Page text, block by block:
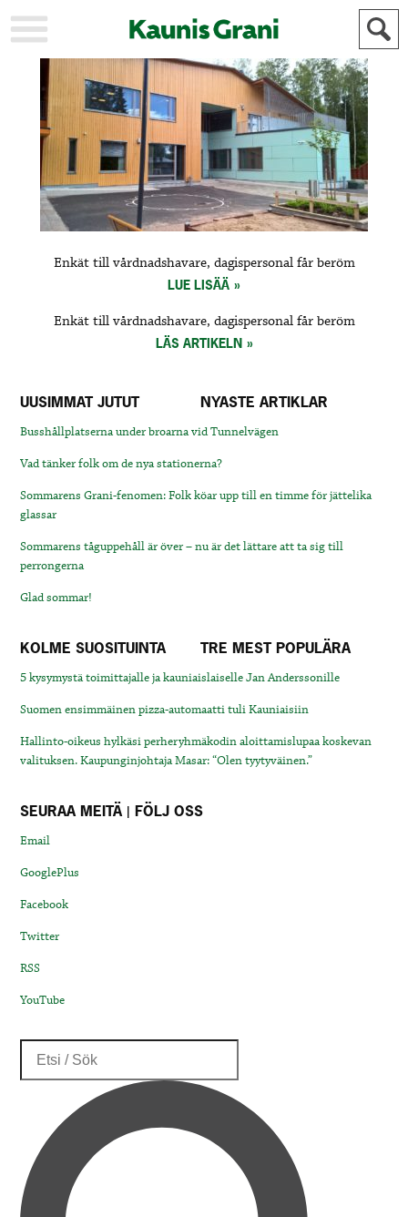
KAUPUNKI
STADEN
AJANKOHTAISTA
AKTUELLT
URHEILU
IDROTT
KULTTUURI
KULTUR
HISTORIA
HISTORIA
YLEINEN
ALLMÄN
MAINOSTAJILLE
ANNONSÖRER
Enkät till vårdnadshavare, dagispersonal får beröm
LUE LISÄÄ
Enkät till vårdnadshavare, dagispersonal får beröm
LÄS ARTIKELN
UUSIMMAT JUTUT NYASTE ARTIKLAR
Busshållplatserna under broarna vid Tunnelvägen
Vad tänker folk om de nya stationerna?
Sommarens Grani-fenomen: Folk köar upp till en timme för jättelika
glassar
Sommarens tåguppehåll är över – nu är det lättare att ta sig till
perrongerna
Glad sommar!
KOLME SUOSITUINTA TRE MEST POPULÄRA
5 kysymystä toimittajalle ja kauniaislaiselle Jan Anderssonille
Suomen ensimmäinen pizza-automaatti tuli Kauniaisiin
Hallinto-oikeus hylkäsi perheryhmäkodin aloittamislupaa koskevan
valituksen. Kaupunginjohtaja Masar: “Olen tyytyväinen.”
SEURAA MEITÄ | FÖLJ OSS
Email
GooglePlus
Facebook
Twitter
RSS
YouTube